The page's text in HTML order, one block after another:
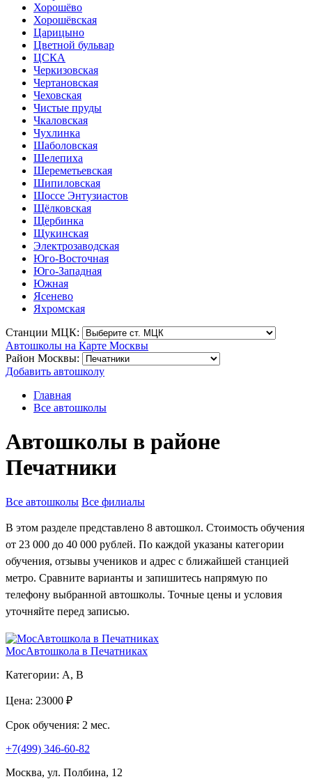
Хорошёво
Хорошёвская
Царицыно
Цветной бульвар
ЦСКА
Черкизовская
Чертановская
Чеховская
Чистые пруды
Чкаловская
Чухлинка
Шаболовская
Шелепиха
Шереметьевская
Шипиловская
Шоссе Энтузиастов
Щёлковская
Щербинка
Щукинская
Электрозаводская
Юго-Восточная
Юго-Западная
Южная
Ясенево
Яхромская
Станции МЦК:
Автошколы на Карте Москвы
Район Москвы:
Добавить автошколу
Главная
Все автошколы
Автошколы в районе
Печатники
Все автошколы Все филиалы
В этом разделе представлено 8 автошкол. Стоимость обучения
от 23 000 до 40 000 рублей. По каждой указаны категории
обучения, отзывы учеников и адрес с ближайшей станцией
метро. Сравните варианты и запишитесь напрямую по
телефону выбранной автошколы. Точные цены и условия
уточняйте перед записью.
МосАвтошкола в Печатниках
Категории: A, B
Цена: 23000 ₽
Срок обучения: 2 мес.
+7(499) 346-60-82
Москва, ул. Полбина, 12